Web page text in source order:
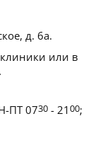
д. 6а.
или в
ПТ 0730 - 2100;